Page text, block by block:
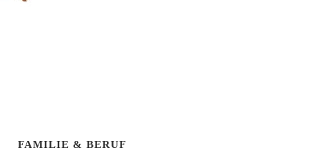
FAMILIE & BERUF